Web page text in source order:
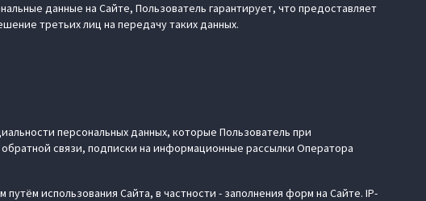
данные на Сайте, Пользователь гарантирует, что предоставляет
третьих лиц на передачу таких данных.
персональных данных, которые Пользователь при
связи, подписки на информационные рассылки Оператора
использования Сайта, в частности - заполнения форм на Сайте. IP-